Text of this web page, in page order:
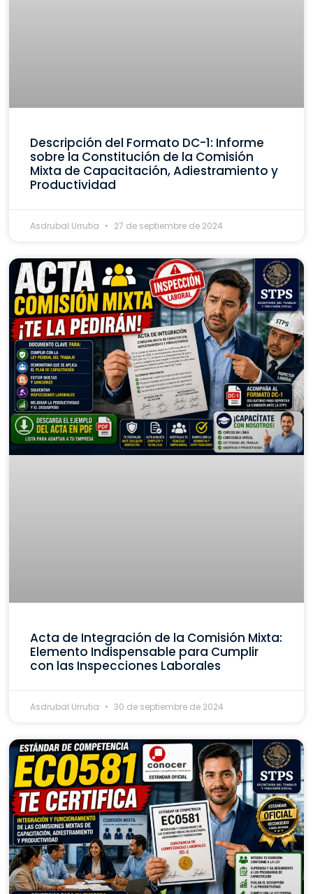
Descripción del Formato DC-1: Informe
sobre la Constitución de la Comisión
Mixta de Capacitación, Adiestramiento y
Productividad
Asdrubal Urrutia 27 de septiembre de 2024
Acta de Integración de la Comisión Mixta:
Elemento Indispensable para Cumplir
con las Inspecciones Laborales
Asdrubal Urrutia 30 de septiembre de 2024